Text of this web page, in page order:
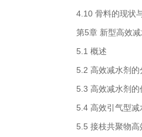
4.10 骨料的现状
第5章 新型高效
5.1 概述
5.2 高效减水剂的
5.3 高效减水剂的
5.4 高效引气型减
5.5 接枝共聚物高